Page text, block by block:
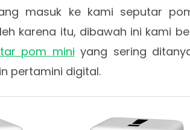
masuk ke kami seputar
karena itu, dibawah ini kami
pom mini yang sering
pertamini digital.